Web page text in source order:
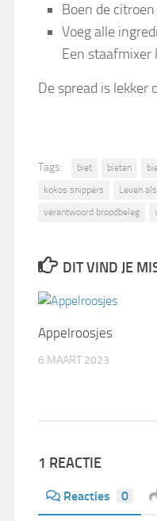
Boen de
Voeg alle
Een staafmixer
De spread is lekker
Tags: biet bieten
kokos snippers
Leven
verantwoord broodbeleg
DIT VIND JE
Appelroosjes
6 MAART 2023
1 REACTIE
Reacties 0